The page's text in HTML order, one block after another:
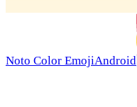
Noto Color EmojiAndroid